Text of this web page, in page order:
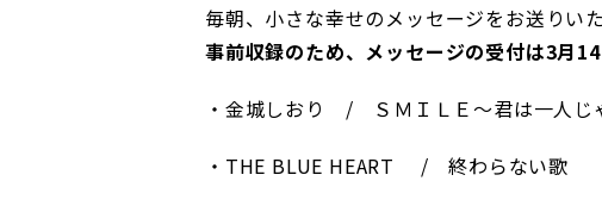
毎朝、小さな幸せのメッセージをお送りい
事前収録のため、メッセージの受付は3月
・金城しおり / ＳＭＩＬＥ～君は一人じ
・THE BLUE HEART / 終わらない歌